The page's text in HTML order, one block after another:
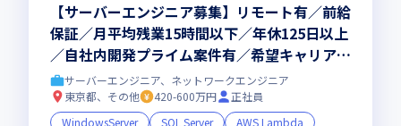
【サーバーエンジニア募集】リモート有／前給
保証／月平均残業15時間以下／年休125日以上
／自社内開発プライム案件有／希望キャリアを
全力でサポート◎／ランチ代補助あり
サーバーエンジニア、ネットワークエンジニア
東京都、その他
420-600万円
正社員
WindowsServer
SQL Server
AWS Lambda